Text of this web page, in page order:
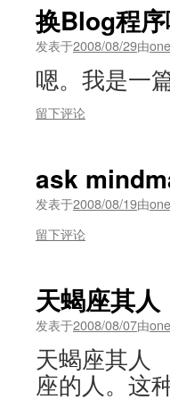
换Blog程序
发表于2008/08/29由one
嗯。我是一
留下评论
ask
发表于2008/08/19由one
留下评论
天蝎座其人
发表于2008/08/07由one
天蝎座其
座的人。这